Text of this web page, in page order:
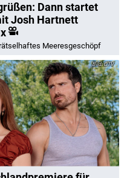
Dann startet
Josh Hartnett
Meeresgeschöpf
CTV